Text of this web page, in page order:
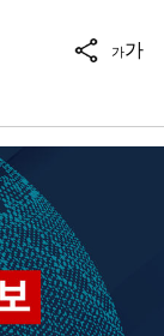
가가